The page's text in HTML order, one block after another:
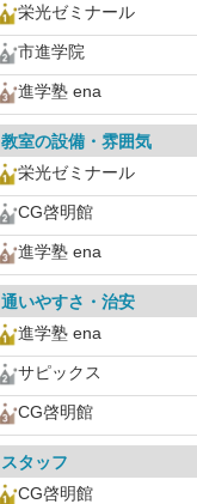
栄光ゼミナール
市進学院
進学塾 ena
教室の設備・雰囲気
栄光ゼミナール
CG啓明館
進学塾 ena
通いやすさ・治安
進学塾 ena
サピックス
CG啓明館
スタッフ
CG啓明館